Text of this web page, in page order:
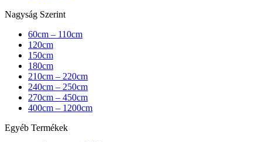
Nagyság Szerint
60cm – 110cm
120cm
150cm
180cm
210cm – 220cm
240cm – 250cm
270cm – 450cm
400cm – 1200cm
Egyéb Termékek